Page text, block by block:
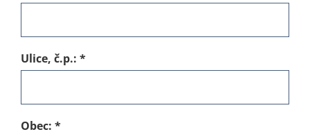
Ulice, č.p.: *
Obec: *